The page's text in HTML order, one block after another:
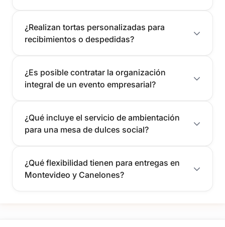
¿Realizan tortas personalizadas para
recibimientos o despedidas?
¿Es posible contratar la organización
integral de un evento empresarial?
¿Qué incluye el servicio de ambientación
para una mesa de dulces social?
¿Qué flexibilidad tienen para entregas en
Montevideo y Canelones?